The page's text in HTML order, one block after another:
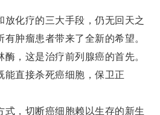
化疗的三大手段，仍无回天之
肿瘤患者带来了全新的希望。
，这是治疗前列腺癌的首先。
直接杀死癌细胞，保卫正
，切断癌细胞赖以生存的新生